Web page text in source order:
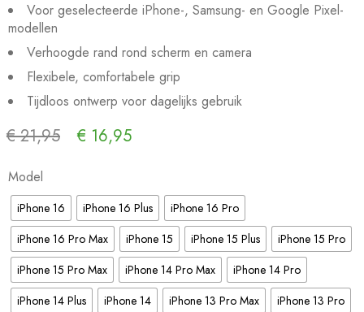
Voor geselecteerde iPhone-, Samsung- en Google Pixel-
modellen
Verhoogde rand rond scherm en camera
Flexibele, comfortabele grip
Tijdloos ontwerp voor dagelijks gebruik
€21,95 € 16,95
Model
iPhone 16 iPhone 16 Plus
iPhone 16 Pro
iPhone 16 Pro Max
iPhone 15 iPhone 15 Plus
iPhone 15 Pro
iPhone 15 Pro Max
iPhone 14 Pro Max
iPhone 14 Pro
iPhone 14 Plus
iPhone 14 iPhone 13 Pro Max
iPhone 13 Pro